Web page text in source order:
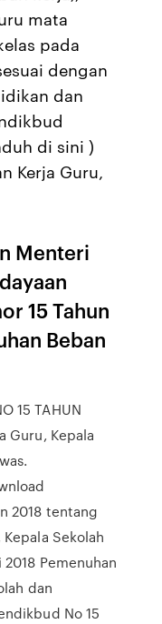
mata
pada
dengan
dan
di sini )
Kerja Guru,
Menteri
15 Tahun
Beban
15 TAHUN
Guru, Kepala
2018 tentang
Sekolah
Pemenuhan
dan
No 15